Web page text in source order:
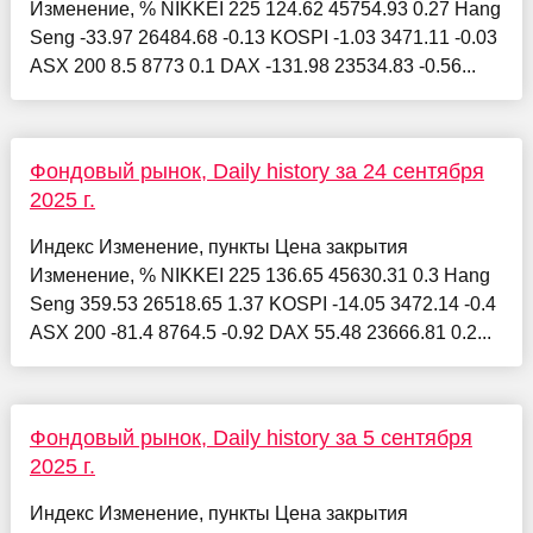
Изменение, % NIKKEI 225 124.62 45754.93 0.27 Hang
Seng -33.97 26484.68 -0.13 KOSPI -1.03 3471.11 -0.03
ASX 200 8.5 8773 0.1 DAX -131.98 23534.83 -0.56...
Фондовый рынок, Daily history за 24 сентября
2025 г.
Индекс Изменение, пункты Цена закрытия
Изменение, % NIKKEI 225 136.65 45630.31 0.3 Hang
Seng 359.53 26518.65 1.37 KOSPI -14.05 3472.14 -0.4
ASX 200 -81.4 8764.5 -0.92 DAX 55.48 23666.81 0.2...
Фондовый рынок, Daily history за 5 сентября
2025 г.
Индекс Изменение, пункты Цена закрытия